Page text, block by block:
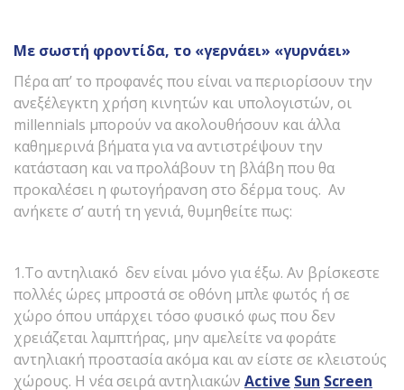
Με σωστή φροντίδα, το «γερνάει» «γυρνάει»
Πέρα απ’ το προφανές που είναι να περιορίσουν την
ανεξέλεγκτη χρήση κινητών και υπολογιστών, οι
millennials μπορούν να ακολουθήσουν και άλλα
καθημερινά βήματα για να αντιστρέψουν την
κατάσταση και να προλάβουν τη βλάβη που θα
προκαλέσει η φωτογήρανση στο δέρμα τους. Αν
ανήκετε σ’ αυτή τη γενιά, θυμηθείτε πως:
1.Το αντηλιακό δεν είναι μόνο για έξω. Αν βρίσκεστε
πολλές ώρες μπροστά σε οθόνη μπλε φωτός ή σε
χώρο όπου υπάρχει τόσο φυσικό φως που δεν
χρειάζεται λαμπτήρας, μην αμελείτε να φοράτε
αντηλιακή προστασία ακόμα και αν είστε σε κλειστούς
χώρους. Η νέα σειρά αντηλιακών Active Sun Screen